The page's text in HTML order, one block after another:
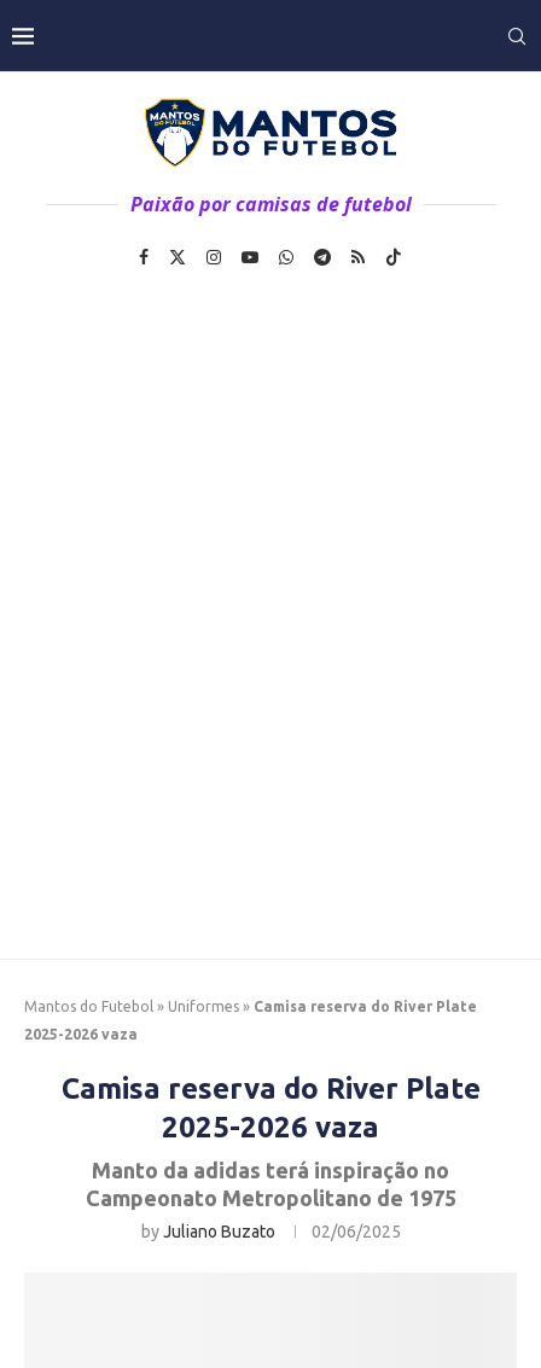
Paixão por camisas de futebol
Mantos do Futebol » Uniformes » Camisa reserva do River Plate
2025-2026 vaza
Camisa reserva do River Plate
2025-2026 vaza
Manto da adidas terá inspiração no
Campeonato Metropolitano de 1975
byJuliano Buzato 02/06/2025